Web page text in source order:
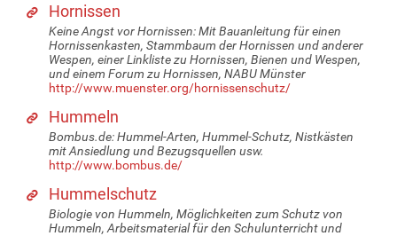
Hornissen
Keine Angst vor Hornissen: Mit Bauanleitung für einen
Hornissenkasten, Stammbaum der Hornissen und anderer
Wespen, einer Linkliste zu Hornissen, Bienen und Wespen,
und einem Forum zu Hornissen, NABU Münster
http://www.muenster.org/hornissenschutz/
Hummeln
Bombus.de: Hummel-Arten, Hummel-Schutz, Nistkästen
mit Ansiedlung und Bezugsquellen usw.
http://www.bombus.de/
Hummelschutz
Biologie von Hummeln, Möglichkeiten zum Schutz von
Hummeln, Arbeitsmaterial für den Schulunterricht und